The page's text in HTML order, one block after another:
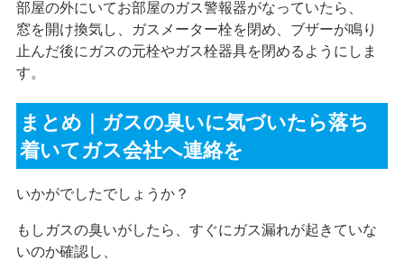
部屋の外にいてお部屋のガス警報器がなっていたら、
窓を開け換気し、ガスメーター栓を閉め、ブザーが鳴り
止んだ後にガスの元栓やガス栓器具を閉めるようにしま
す。
まとめ｜ガスの臭いに気づいたら落ち
着いてガス会社へ連絡を
いかがでしたでしょうか？
もしガスの臭いがしたら、すぐにガス漏れが起きていな
いのか確認し、